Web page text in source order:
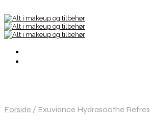
Forside / Exuviance Hydrasoothe